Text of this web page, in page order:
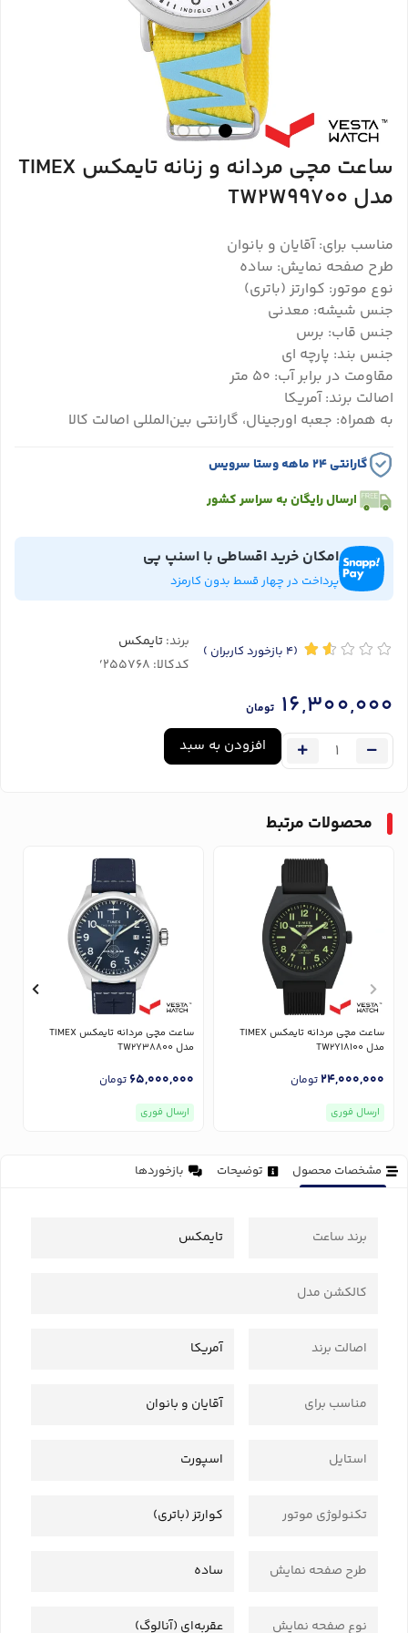
ساعت مچی مردانه و زنانه تایمکس TIMEX
مدل TW2W99700
مناسب برای: آقایان و بانوان
طرح صفحه نمایش: ساده
نوع موتور: کوارتز (باتری)
جنس شیشه: معدنی
جنس قاب: برس
جنس بند: پارچه ای
مقاومت در برابر آب: 50 متر
اصالت برند: آمریکا
به همراه: جعبه اورجینال، گارانتی بین‌المللی اصالت کالا
گارانتی ۲۴ ماهه وستا سرویس
ارسال رایگان به سراسر کشور
امکان خرید اقساطی با اسنپ پی
پرداخت در چهار قسط بدون کارمزد
(4 بازخورد کاربران ) برند:تایمکس
کدکالا:
16,300,000 تومان
افزودن به سبد
محصولات مرتبط
ساعت مچی مردانه تایمکس TIMEX
مدل TW2Y18100
24,000,000تومان
ارسال فوری
ساعت مچی مردانه تایمکس TIMEX
مدل TW2Y38800
65,000,000 تومان
ارسال فوری
مشخصات محصول توضیحات بازخوردها
برند ساعت تایمکس
کالکشن مدل
اصالت برند آمریکا
مناسب برای آقایان و بانوان
استایل اسپورت
تکنولوژی موتور کوارتز (باتری)
طرح صفحه نمایش ساده
نوع صفحه نمایش عقربه‌ای (آنالوگ)